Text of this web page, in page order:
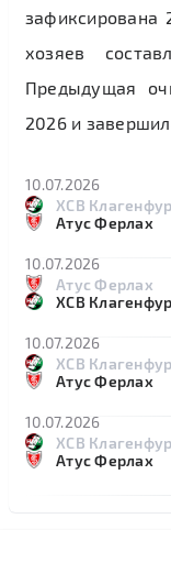
зафиксирована
хозяев
Предыдущая
2026 и
10.07.2026
ХСВ
Атус Ферлах
10.07.2026
Атус Ферлах
ХСВ
10.07.2026
ХСВ
Атус Ферлах
10.07.2026
ХСВ
Атус Ферлах